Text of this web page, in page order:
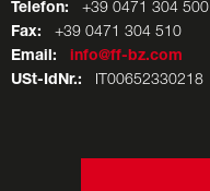
Telefon: +39 0471 304 500
Fax: +39 0471 304 510
Email:
info@ff-bz.com
USt-IdNr.: IT00652330218